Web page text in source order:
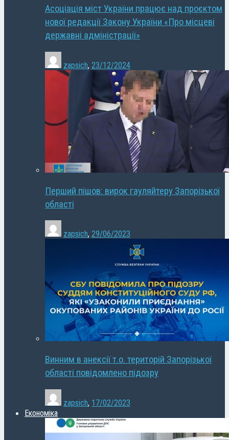
Асоціація міст України працює над проєктом
нової редакції Закону України «Про місцеві
державні адміністрації»
zapsich, 23/12/2024
Перший пішов: вирок гауляйтеру Запорізької
області
zapsich, 29/06/2023
Винним в анексії т.о. територій Запорізької
області повідомлено підозру
zapsich, 17/02/2023
Економіка